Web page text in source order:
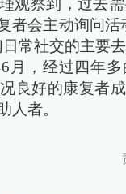
者会主动询问活
常社交的主要去
月，经过四年多
良好的康复者成
人者。